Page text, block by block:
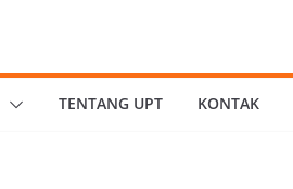
TENTANG UPT KONTAK